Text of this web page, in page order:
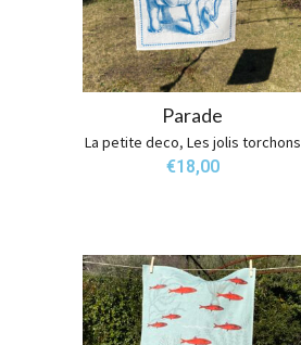
Parade
La petite deco, Les jolis torchons
€18,00